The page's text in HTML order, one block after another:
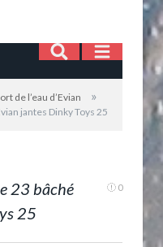
de l’eau d’Evian »
jantes Dinky Toys 25
23 bâché
25
0